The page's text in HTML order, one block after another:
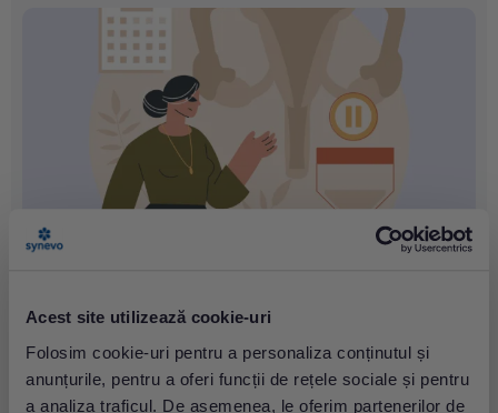
Acest site utilizează cookie-uri
Folosim cookie-uri pentru a personaliza conținutul și
anunțurile, pentru a oferi funcții de rețele sociale și pentru
a analiza traficul. De asemenea, le oferim partenerilor de
doar aproximativ 1% din totalul tumorilor maligne,
cancerul tiroidian se...
gestionezi menopauza